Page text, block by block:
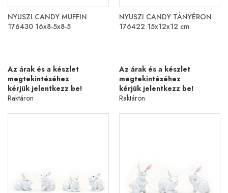
NYUSZI CANDY MUFFIN
176430 16x8-5x8-5
Az árak és a készlet
megtekintéséhez
kérjük jelentkezz be!
Raktáron
NYUSZI CANDY TÁNYÉRON
176422 15x12x12 cm
Az árak és a készlet
megtekintéséhez
kérjük jelentkezz be!
Raktáron